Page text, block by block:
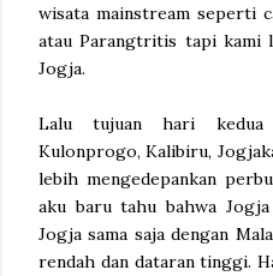
wisata mainstream seperti
atau Parangtritis tapi kami
Jogja.
Lalu tujuan hari kedua
Kulonprogo, Kalibiru,
lebih mengedepankan
aku baru tahu bahwa
Jogja sama saja dengan
rendah dan dataran tinggi.